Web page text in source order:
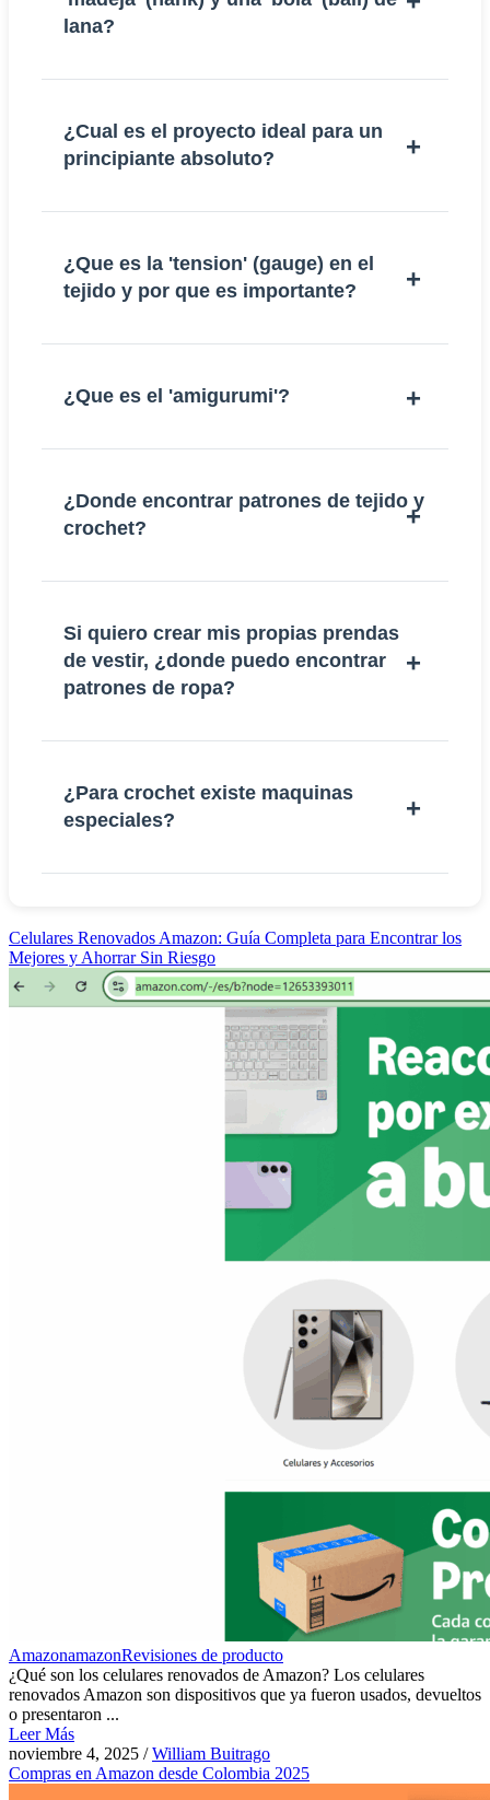
lana?
¿Cual es el proyecto ideal para un
principiante absoluto?
¿Que es la 'tension' (gauge) en el
tejido y por que es importante?
¿Que es el 'amigurumi'?
¿Donde encontrar patrones de tejido y
crochet?
Si quiero crear mis propias prendas
de vestir, ¿donde puedo encontrar
patrones de ropa?
¿Para crochet existe maquinas
especiales?
Celulares Renovados Amazon: Guía Completa para Encontrar los
Mejores y Ahorrar Sin Riesgo
AmazonamazonRevisiones de producto
¿Qué son los celulares renovados de Amazon? Los celulares
renovados Amazon son dispositivos que ya fueron usados, devueltos
o presentaron ...
Leer Más
noviembre 4, 2025 /William Buitrago
Compras en Amazon desde Colombia 2025